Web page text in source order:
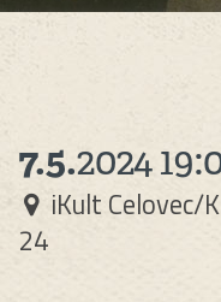
7.5.2024
iKult Celovec/
24